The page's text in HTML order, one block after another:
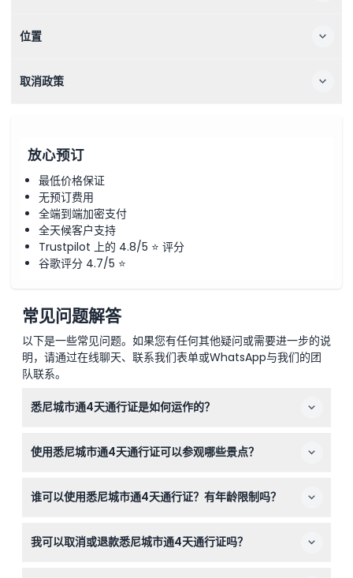
位置
取消政策
放心预订
最低价格保证
无预订费用
全端到端加密支付
全天候客户支持
Trustpilot 上的 4.8/5 ⭐ 评分
谷歌评分 4.7/5 ⭐
常见问题解答
以下是一些常见问题。如果您有任何其他疑问或需要进一步的说
明，请通过在线聊天、联系我们表单或WhatsApp与我们的团
队联系。
悉尼城市通4天通行证是如何运作的？
日，在此期间您可以无限次访问悉尼超过30个顶级景点。
使用悉尼城市通4天通行证可以参观哪些景点？
悉尼海洋生物水族馆及多种海港游船等热门景点，这些均包
谁可以使用悉尼城市通4天通行证？有年龄限制吗？
通行证不适合非常年幼的儿童或孕妇使用。
我可以取消或退款悉尼城市通4天通行证吗？